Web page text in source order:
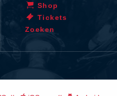
Shop
Tickets
Zoeken